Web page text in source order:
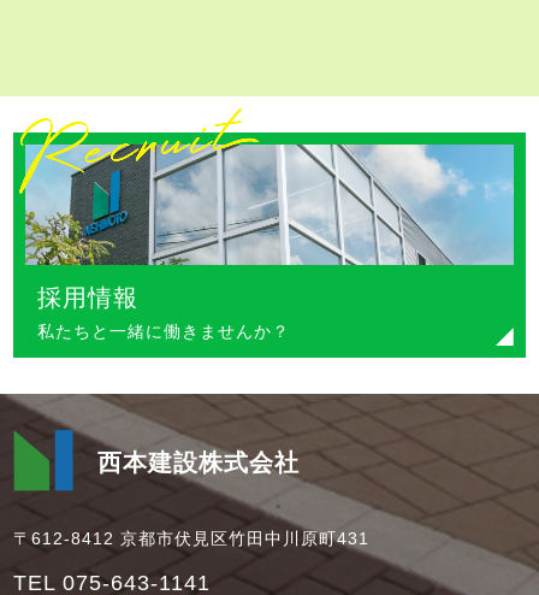
採用情報
私たちと一緒に働きませんか？
西本建設株式会社
〒612-8412 京都市伏見区竹田中川原町431
TEL 075-643-1141